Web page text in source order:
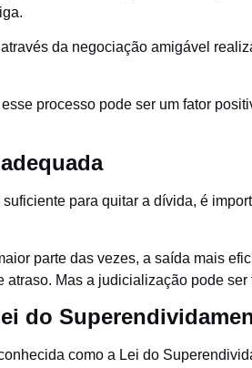
da negociação amigável
processo pode ser um fator
para quitar a dívida, é
parte das vezes, a saída mais
Mas a judicialização pode ser
do
como a Lei do